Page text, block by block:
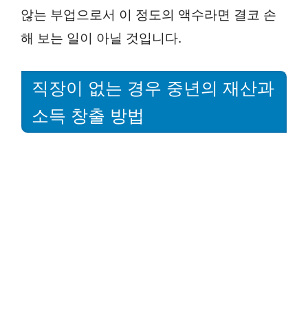
않는 부업으로서 이 정도의 액수라면 결코 손
해 보는 일이 아닐 것입니다.
직장이 없는 경우 중년의 재산과
소득 창출 방법